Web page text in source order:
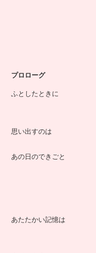
プロローグ
ふとしたときに
思い出すのは
あの日のできごと
あたたかい記憶は